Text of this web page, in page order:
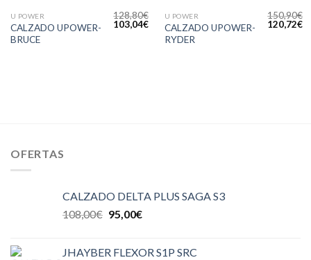
U POWER
CALZADO UPOWER-
BRUCE
128,80€
103,04€
U POWER
CALZADO UPOWER-
RYDER
150,90€
120,72€
OFERTAS
CALZADO DELTA PLUS SAGA S3
108,00€ 95,00€
JHAYBER FLEXOR S1P SRC